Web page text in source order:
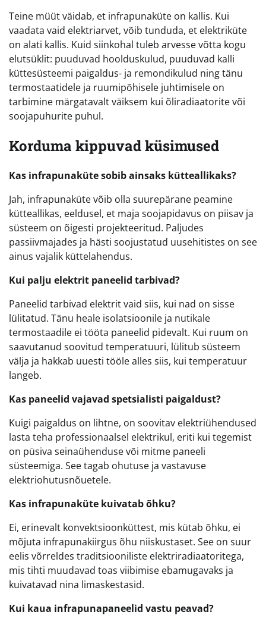
Teine müüt väidab, et infrapunaküte on kallis. Kui
vaadata vaid elektriarvet, võib tunduda, et elektriküte
on alati kallis. Kuid siinkohal tuleb arvesse võtta kogu
elutsüklit: puuduvad hoolduskulud, puuduvad kalli
küttesüsteemi paigaldus- ja remondikulud ning tänu
termostaatidele ja ruumipõhisele juhtimisele on
tarbimine märgatavalt väiksem kui õliradiaatorite või
soojapuhurite puhul.
Korduma kippuvad küsimused
Kas infrapunaküte sobib ainsaks kütteallikaks?
Jah, infrapunaküte võib olla suurepärane peamine
kütteallikas, eeldusel, et maja soojapidavus on piisav ja
süsteem on õigesti projekteeritud. Paljudes
passiivmajades ja hästi soojustatud uusehitistes on see
ainus vajalik küttelahendus.
Kui palju elektrit paneelid tarbivad?
Paneelid tarbivad elektrit vaid siis, kui nad on sisse
lülitatud. Tänu heale isolatsioonile ja nutikale
termostaadile ei tööta paneelid pidevalt. Kui ruum on
saavutanud soovitud temperatuuri, lülitub süsteem
välja ja hakkab uuesti tööle alles siis, kui temperatuur
langeb.
Kas paneelid vajavad spetsialisti paigaldust?
Kuigi paigaldus on lihtne, on soovitav elektriühendused
lasta teha professionaalsel elektrikul, eriti kui tegemist
on püsiva seinaühenduse või mitme paneeli
süsteemiga. See tagab ohutuse ja vastavuse
elektriohutusnõuetele.
Kas infrapunaküte kuivatab õhku?
Ei, erinevalt konvektsioonküttest, mis kütab õhku, ei
mõjuta infrapunakiirgus õhu niiskustaset. See on suur
eelis võrreldes traditsiooniliste elektriradiaatoritega,
mis tihti muudavad toas viibimise ebamugavaks ja
kuivatavad nina limaskestasid.
Kui kaua infrapunapaneelid vastu peavad?